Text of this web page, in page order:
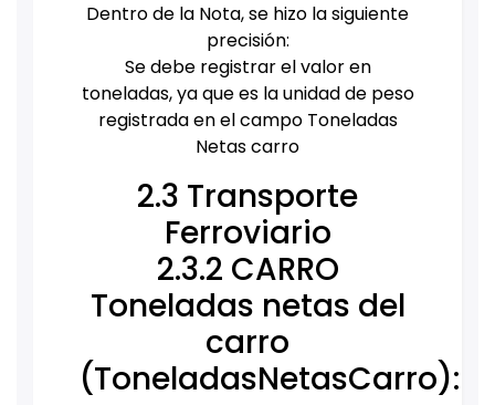
Dentro de la Nota, se hizo la siguiente
precisión:
Se debe registrar el valor en
toneladas, ya que es la unidad de peso
registrada en el campo Toneladas
Netas carro
2.3 Transporte
Ferroviario
2.3.2 CARRO
Toneladas netas del
carro
(ToneladasNetasCarro):